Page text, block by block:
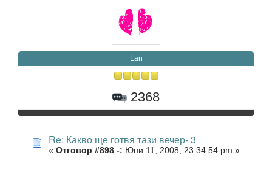
Lan
2368
Re: Какво ще готвя тази вечер- 3
« Отговор #898 -: Юни 11, 2008, 23:34:54 pm »